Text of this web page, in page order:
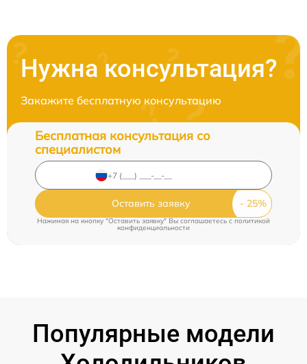
Нужна консультация?
Закажите бесплатную консультацию
Бесплатная консультация со
специалистом
Оставить заявку
Нажимая на кнопку "Оставить заявку" Вы соглашаетесь c политикой
конфиденциальности
Популярные модели